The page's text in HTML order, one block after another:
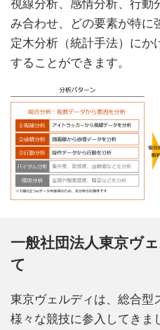
視線分析、感情分析、行動
み合わせ、どの要素が特に
定木分析（統計手法）にか
することができます。
一般社団法人東京ヴ
て
東京ヴェルディは、総合型
様々な競技に参入してきま